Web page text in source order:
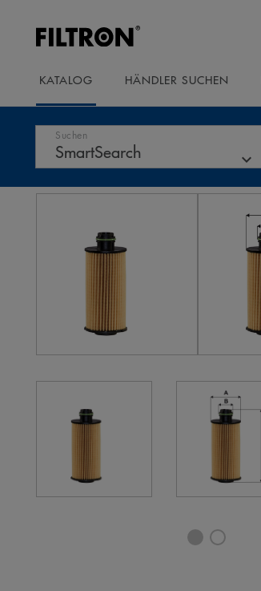
KATALOG HÄNDLER SUCHEN
Suchen